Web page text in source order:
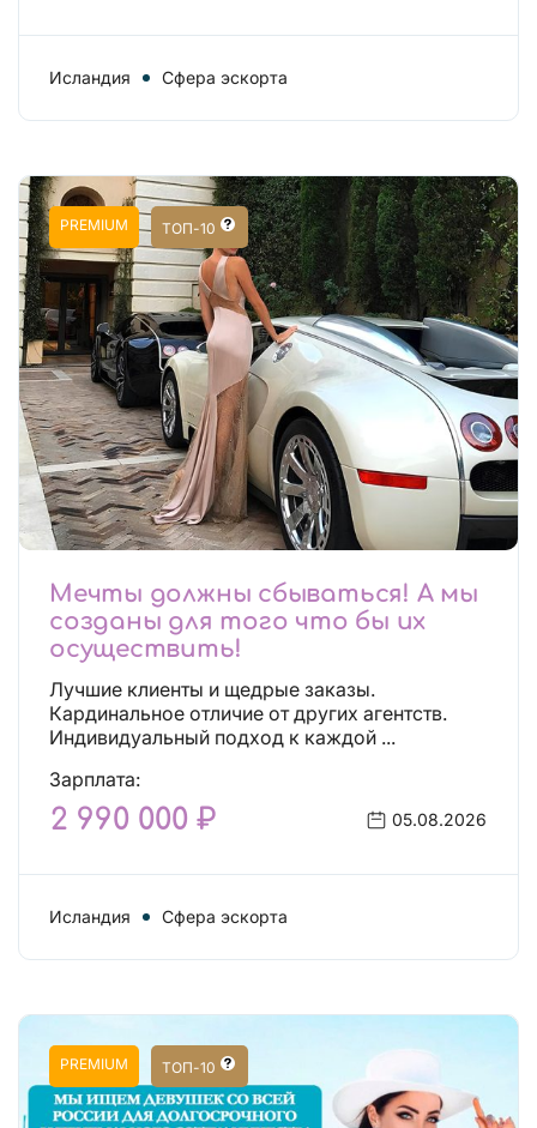
Исландия Сфера эскорта
PREMIUM ТОП-10
Мечты должны сбываться! А мы
созданы для того что бы их
осуществить!
Лучшие клиенты и щедрые заказы.
Кардинальное отличие от других агентств.
Индивидуальный подход к каждой ...
Зарплата:
2 990 000 ₽ 05.08.2026
Исландия Сфера эскорта
PREMIUM ТОП-10